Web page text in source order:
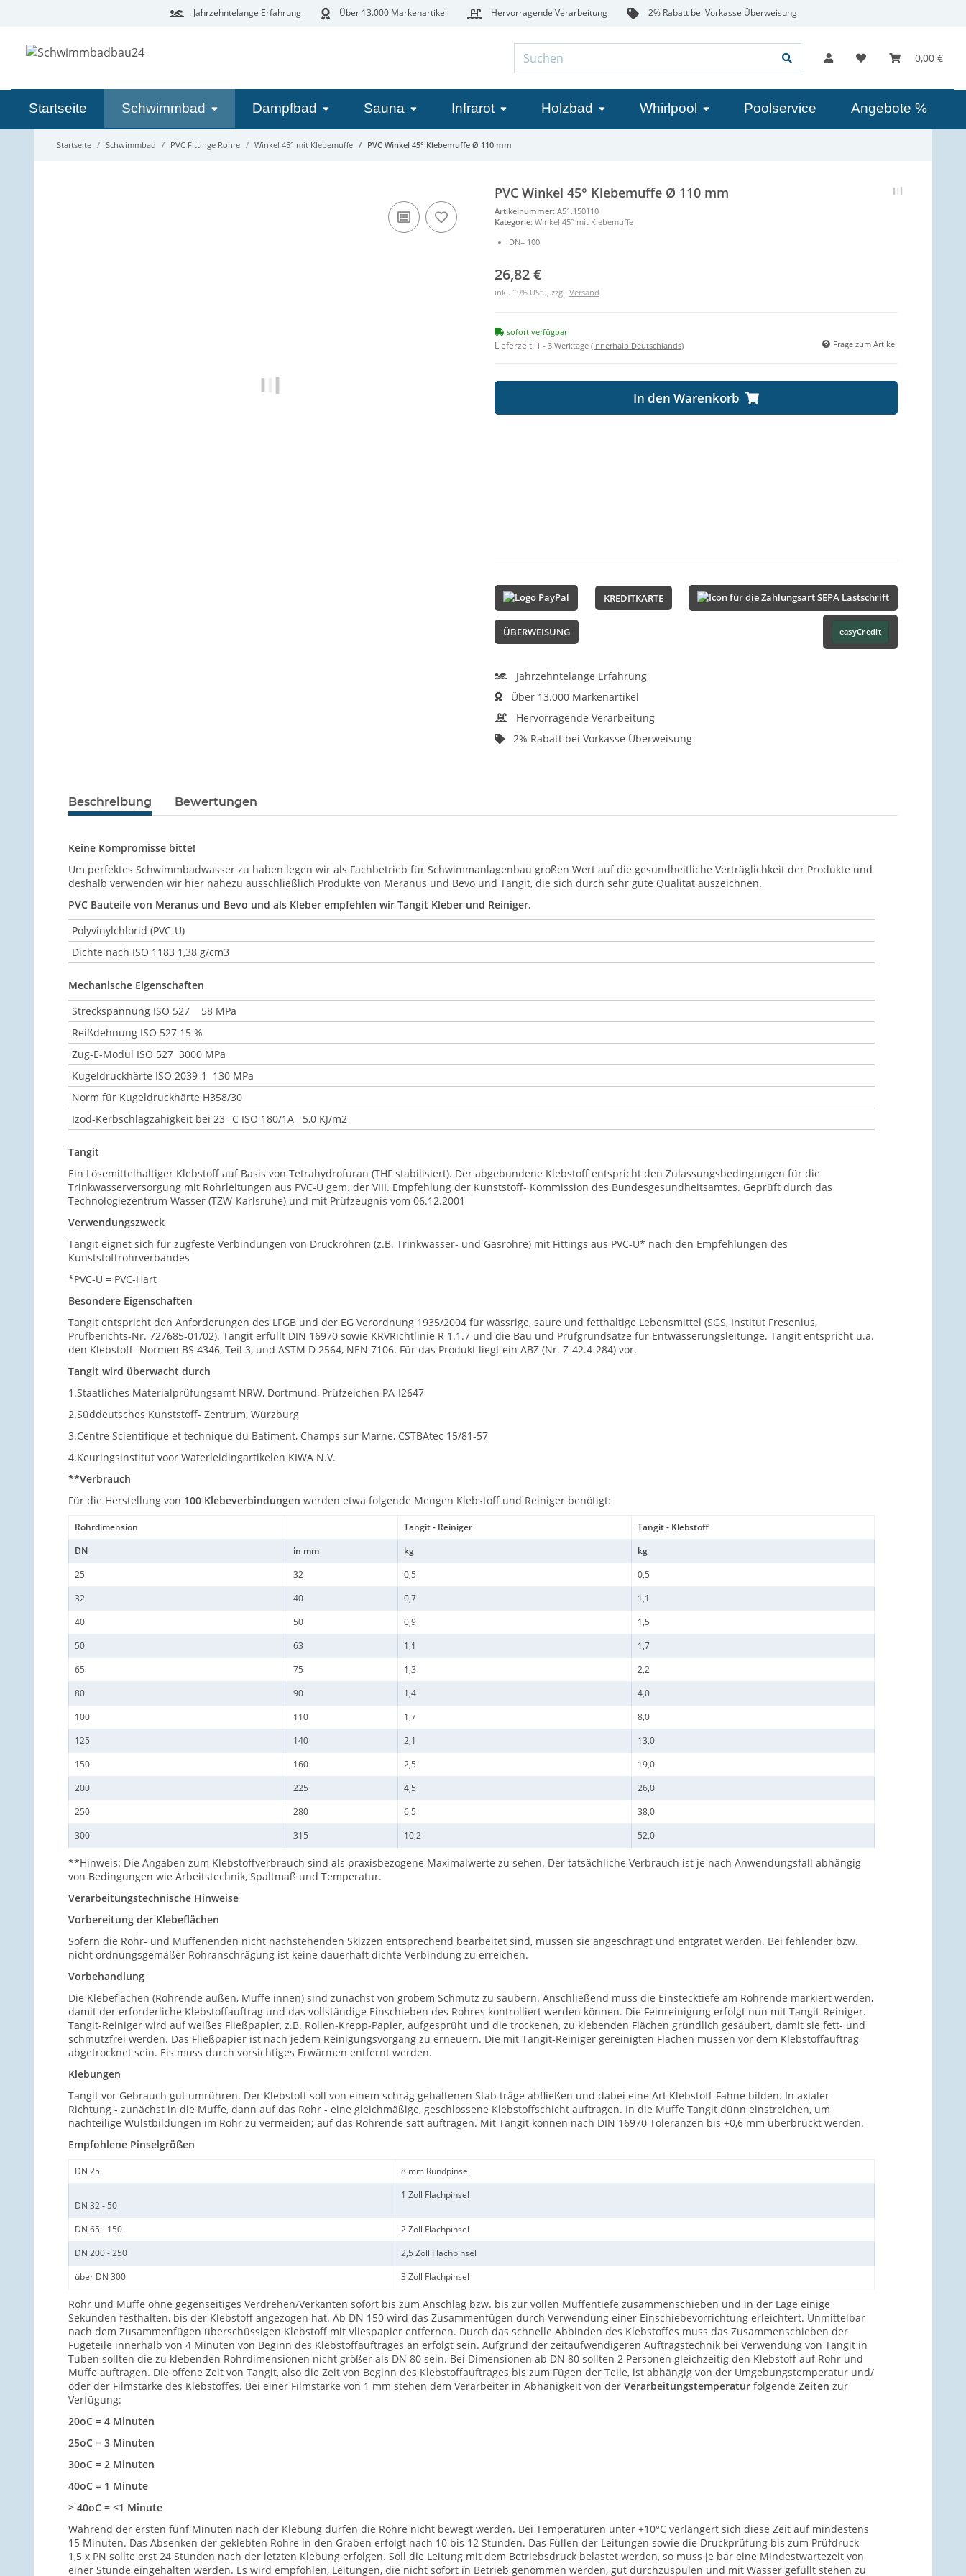
Jahrzehntelange Erfahrung Über 13.000 Markenartikel Hervorragende Verarbeitung 2% Rabatt bei Vorkasse Überweisung
0,00 €
Startseite Schwimmbad Dampfbad Sauna Infrarot Holzbad Whirlpool Poolservice Angebote %
Startseite Schwimmbad PVC Fittinge Rohre Winkel 45° mit Klebemuffe PVC Winkel 45° Klebemuffe Ø 110 mm
PVC Winkel 45° Klebemuffe Ø 110 mm
Artikelnummer: A51.150110
Kategorie: Winkel 45° mit Klebemuffe
DN= 100
26,82 €
inkl. 19% USt. , zzgl. Versand
sofort verfügbar
Lieferzeit: 1 - 3 Werktage (innerhalb Deutschlands) Frage zum Artikel
In den Warenkorb
KREDITKARTE
ÜBERWEISUNG easyCredit
Jahrzehntelange Erfahrung
Über 13.000 Markenartikel
Hervorragende Verarbeitung
2% Rabatt bei Vorkasse Überweisung
Beschreibung Bewertungen
Keine Kompromisse bitte!
Um perfektes Schwimmbadwasser zu haben legen wir als Fachbetrieb für Schwimmanlagenbau großen Wert auf die gesundheitliche Verträglichkeit der Produkte und
deshalb verwenden wir hier nahezu ausschließlich Produkte von Meranus und Bevo und Tangit, die sich durch sehr gute Qualität auszeichnen.
PVC Bauteile von Meranus und Bevo und als Kleber empfehlen wir Tangit Kleber und Reiniger.
Polyvinylchlorid (PVC-U)
Dichte nach ISO 1183 1,38 g/cm3
Mechanische Eigenschaften
Streckspannung ISO 527 58 MPa
Reißdehnung ISO 527 15 %
Zug-E-Modul ISO 527 3000 MPa
Kugeldruckhärte ISO 2039-1 130 MPa
Norm für Kugeldruckhärte H358/30
Izod-Kerbschlagzähigkeit bei 23 °C ISO 180/1A 5,0 KJ/m2
Tangit
Ein Lösemittelhaltiger Klebstoff auf Basis von Tetrahydrofuran (THF stabilisiert). Der abgebundene Klebstoff entspricht den Zulassungsbedingungen für die
Trinkwasserversorgung mit Rohrleitungen aus PVC-U gem. der VIII. Empfehlung der Kunststoff- Kommission des Bundesgesundheitsamtes. Geprüft durch das
Technologiezentrum Wasser (TZW-Karlsruhe) und mit Prüfzeugnis vom 06.12.2001
Verwendungszweck
Tangit eignet sich für zugfeste Verbindungen von Druckrohren (z.B. Trinkwasser- und Gasrohre) mit Fittings aus PVC-U* nach den Empfehlungen des
Kunststoffrohrverbandes
*PVC-U = PVC-Hart
Besondere Eigenschaften
Tangit entspricht den Anforderungen des LFGB und der EG Verordnung 1935/2004 für wässrige, saure und fetthaltige Lebensmittel (SGS, Institut Fresenius,
Prüfberichts-Nr. 727685-01/02). Tangit erfüllt DIN 16970 sowie KRVRichtlinie R 1.1.7 und die Bau und Prüfgrundsätze für Entwässerungsleitunge. Tangit entspricht u.a.
den Klebstoff- Normen BS 4346, Teil 3, und ASTM D 2564, NEN 7106. Für das Produkt liegt ein ABZ (Nr. Z-42.4-284) vor.
Tangit wird überwacht durch
1.Staatliches Materialprüfungsamt NRW, Dortmund, Prüfzeichen PA-I2647
2.Süddeutsches Kunststoff- Zentrum, Würzburg
3.Centre Scientifique et technique du Batiment, Champs sur Marne, CSTBAtec 15/81-57
4.Keuringsinstitut voor Waterleidingartikelen KIWA N.V.
**Verbrauch
Für die Herstellung von 100 Klebeverbindungen werden etwa folgende Mengen Klebstoff und Reiniger benötigt:
Rohrdimension Tangit - Reiniger
Tangit - Klebstoff
DN
in mm kg
kg
25
32 0,5
0,5
32
40 0,7
1,1
40
50 0,9
1,5
50
63 1,1
1,7
65
75 1,3
2,2
80
90 1,4
4,0
100
110 1,7
8,0
125
140 2,1
13,0
150
160 2,5
19,0
200
225 4,5
26,0
250
280 6,5
38,0
300
315 10,2 52,0
**Hinweis: Die Angaben zum Klebstoffverbrauch sind als praxisbezogene Maximalwerte zu sehen. Der tatsächliche Verbrauch ist je nach Anwendungsfall abhängig
von Bedingungen wie Arbeitstechnik, Spaltmaß und Temperatur.
Verarbeitungstechnische Hinweise
Vorbereitung der Klebeflächen
Sofern die Rohr- und Muffenenden nicht nachstehenden Skizzen entsprechend bearbeitet sind, müssen sie angeschrägt und entgratet werden. Bei fehlender bzw.
nicht ordnungsgemäßer Rohranschrägung ist keine dauerhaft dichte Verbindung zu erreichen.
Vorbehandlung
Die Klebeflächen (Rohrende außen, Muffe innen) sind zunächst von grobem Schmutz zu säubern. Anschließend muss die Einstecktiefe am Rohrende markiert werden,
damit der erforderliche Klebstoffauftrag und das vollständige Einschieben des Rohres kontrolliert werden können. Die Feinreinigung erfolgt nun mit Tangit-Reiniger.
Tangit-Reiniger wird auf weißes Fließpapier, z.B. Rollen-Krepp-Papier, aufgesprüht und die trockenen, zu klebenden Flächen gründlich gesäubert, damit sie fett- und
schmutzfrei werden. Das Fließpapier ist nach jedem Reinigungsvorgang zu erneuern. Die mit Tangit-Reiniger gereinigten Flächen müssen vor dem Klebstoffauftrag
abgetrocknet sein. Eis muss durch vorsichtiges Erwärmen entfernt werden.
Klebungen
Tangit vor Gebrauch gut umrühren. Der Klebstoff soll von einem schräg gehaltenen Stab träge abfließen und dabei eine Art Klebstoff-Fahne bilden. In axialer
Richtung - zunächst in die Muffe, dann auf das Rohr - eine gleichmäßige, geschlossene Klebstoffschicht auftragen. In die Muffe Tangit dünn einstreichen, um
nachteilige Wulstbildungen im Rohr zu vermeiden; auf das Rohrende satt auftragen. Mit Tangit können nach DIN 16970 Toleranzen bis +0,6 mm überbrückt werden.
Empfohlene Pinselgrößen
DN 25 8 mm Rundpinsel
DN 32 - 50
1 Zoll Flachpinsel
DN 65 - 150
2 Zoll Flachpinsel
DN 200 - 250
2,5 Zoll Flachpinsel
über DN 300
3 Zoll Flachpinsel
Rohr und Muffe ohne gegenseitiges Verdrehen/Verkanten sofort bis zum Anschlag bzw. bis zur vollen Muffentiefe zusammenschieben und in der Lage einige
Sekunden festhalten, bis der Klebstoff angezogen hat. Ab DN 150 wird das Zusammenfügen durch Verwendung einer Einschiebevorrichtung erleichtert. Unmittelbar
nach dem Zusammenfügen überschüssigen Klebstoff mit Vliespapier entfernen. Durch das schnelle Abbinden des Klebstoffes muss das Zusammenschieben der
Fügeteile innerhalb von 4 Minuten von Beginn des Klebstoffauftrages an erfolgt sein. Aufgrund der zeitaufwendigeren Auftragstechnik bei Verwendung von Tangit in
Tuben sollten die zu klebenden Rohrdimensionen nicht größer als DN 80 sein. Bei Dimensionen ab DN 80 sollten 2 Personen gleichzeitig den Klebstoff auf Rohr und
Muffe auftragen. Die offene Zeit von Tangit, also die Zeit von Beginn des Klebstoffauftrages bis zum Fügen der Teile, ist abhängig von der Umgebungstemperatur und/
oder der Filmstärke des Klebstoffes. Bei einer Filmstärke von 1 mm stehen dem Verarbeiter in Abhänigkeit von der Verarbeitungstemperatur folgende Zeiten zur
Verfügung:
20oC = 4 Minuten
25oC = 3 Minuten
30oC = 2 Minuten
40oC = 1 Minute
> 40oC = <1 Minute
Während der ersten fünf Minuten nach der Klebung dürfen die Rohre nicht bewegt werden. Bei Temperaturen unter +10°C verlängert sich diese Zeit auf mindestens
15 Minuten. Das Absenken der geklebten Rohre in den Graben erfolgt nach 10 bis 12 Stunden. Das Füllen der Leitungen sowie die Druckprüfung bis zum Prüfdruck
1,5 x PN sollte erst 24 Stunden nach der letzten Klebung erfolgen. Soll die Leitung mit dem Betriebsdruck belastet werden, so muss je bar eine Mindestwartezeit von
einer Stunde eingehalten werden. Es wird empfohlen, Leitungen, die nicht sofort in Betrieb genommen werden, gut durchzuspülen und mit Wasser gefüllt stehen zu